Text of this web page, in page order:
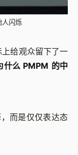
人闪烁
给观众留下了一
什么 PMPM 的中
而是仅仅表达态